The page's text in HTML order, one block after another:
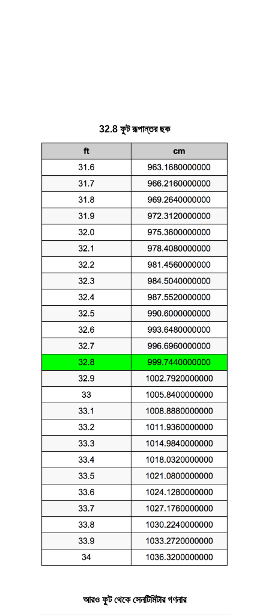
32.8 ফুট রূপান্তর ছক
আরও ফুট থেকে সেনটিমিটার গণনার